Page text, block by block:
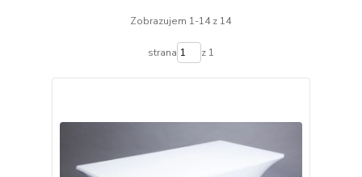
Zobrazujem 1-14 z 14
strana z 1